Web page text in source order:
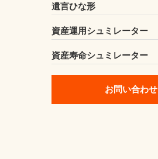
遺言ひな形
資産運用シュミレーター
資産寿命シュミレーター
お問い合わせ